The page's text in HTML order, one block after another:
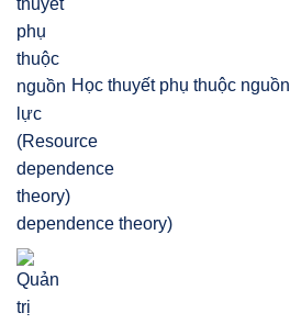
Học thuyết phụ thuộc
dependence theory)